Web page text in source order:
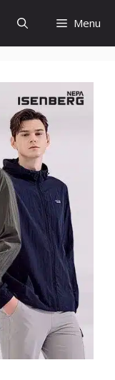
Menu